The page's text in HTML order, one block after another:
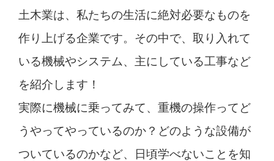
土木業は、私たちの生活に絶対必要なものを
作り上げる企業です。その中で、取り入れて
いる機械やシステム、主にしている工事など
を紹介します！
実際に機械に乗ってみて、重機の操作ってど
うやってやっているのか？どのような設備が
ついているのかなど、日頃学べないことを知